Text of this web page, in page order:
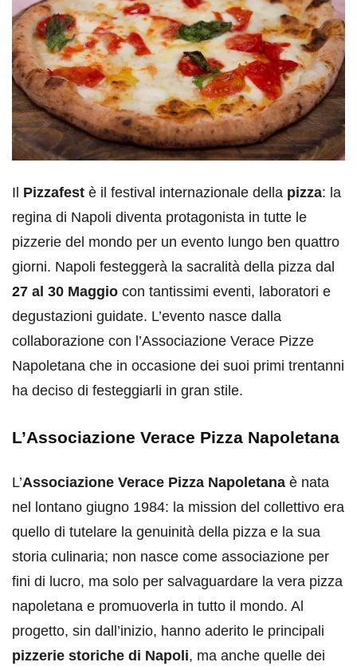
Il Pizzafest è il festival internazionale della pizza: la
regina di Napoli diventa protagonista in tutte le
pizzerie del mondo per un evento lungo ben quattro
giorni. Napoli festeggerà la sacralità della pizza dal
27 al 30 Maggio con tantissimi eventi, laboratori e
degustazioni guidate. L’evento nasce dalla
collaborazione con l’Associazione Verace Pizze
Napoletana che in occasione dei suoi primi trentanni
ha deciso di festeggiarli in gran stile.
L’Associazione Verace Pizza Napoletana
L’Associazione Verace Pizza Napoletana è nata
nel lontano giugno 1984: la mission del collettivo era
quello di tutelare la genuinità della pizza e la sua
storia culinaria; non nasce come associazione per
fini di lucro, ma solo per salvaguardare la vera pizza
napoletana e promuoverla in tutto il mondo. Al
progetto, sin dall’inizio, hanno aderito le principali
pizzerie storiche di Napoli, ma anche quelle dei